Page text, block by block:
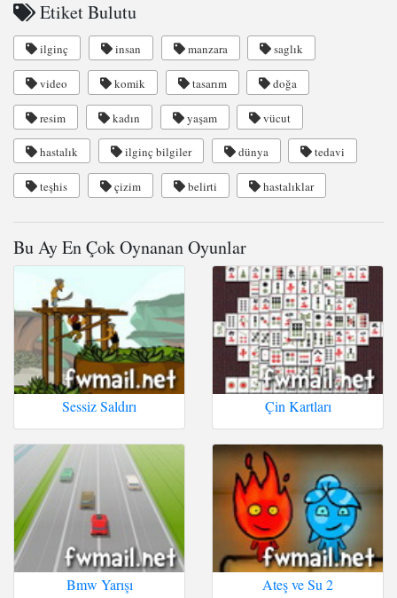
Etiket Bulutu
ilginç insan manzara saglık
video komik tasarım doğa
resim kadın yaşam vücut
hastalık ilginç bilgiler dünya tedavi
teşhis çizim belirti hastalıklar
Bu Ay En Çok Oynanan Oyunlar
Sessiz Saldırı Çin Kartları
Bmw Yarışı Ateş ve Su 2